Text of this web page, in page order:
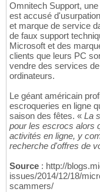
Omnitech Support,
est accusé
et marque de service
de faux support
Microsoft et des
clients que leurs PC
vendre des services
ordinateurs.
Le géant américain
escroqueries en ligne
saison des fêtes. « La
pour les escrocs alors
activités en ligne, y
recherche d'offres de
Source : http://
issues/2014/12/18/
scammers/